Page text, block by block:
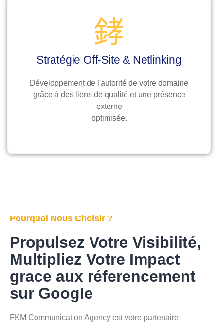
Stratégie Off-Site & Netlinking
Développement de l'autorité de votre domaine
grâce à des liens de qualité et une présence
externe
optimisée.
Pourquoi Nous Choisir ?
Propulsez Votre Visibilité,
Multipliez Votre Impact
grace aux réferencement
sur Google
FKM Communication Agency est votre partenaire